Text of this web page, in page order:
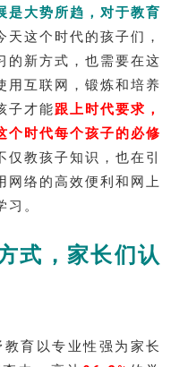
是大势所趋，对于教育
天这个时代的孩子们，
的新方式，也需要在这
用互联网，锻炼和培养
子才能跟上时代要求，
个时代每个孩子的必修
仅教孩子知识，也在引
网络的高效便利和网上
。
式，家长们认
教育以专业性强为家长